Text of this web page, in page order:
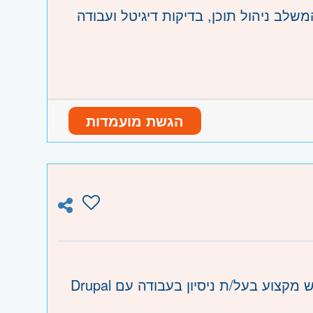
ניהול תוכן, בדיקות דיגיטל ועבודה
וגבעת שמואל, חולון ובת-ים
הגשת מועמדות
לצורך עבודה באתר האינטרנט של לקוח ממשלתי דרוש/ה איש מקצוע בעל/ת ניסיון בעבודה עם Drupal